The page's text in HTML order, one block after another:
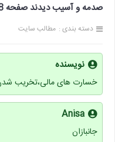
صدمه و آسیب دیدند صفحه 88 هدیه های آسمان ششم
دسته بندی : مطالب سایت
نویسنده
خسارت های مالی،تخریب شدن
Anisa
جانبازان